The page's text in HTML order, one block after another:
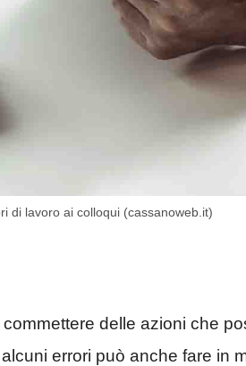
di lavoro ai colloqui (cassanoweb.it)
delle azioni che
errori può anche fare in